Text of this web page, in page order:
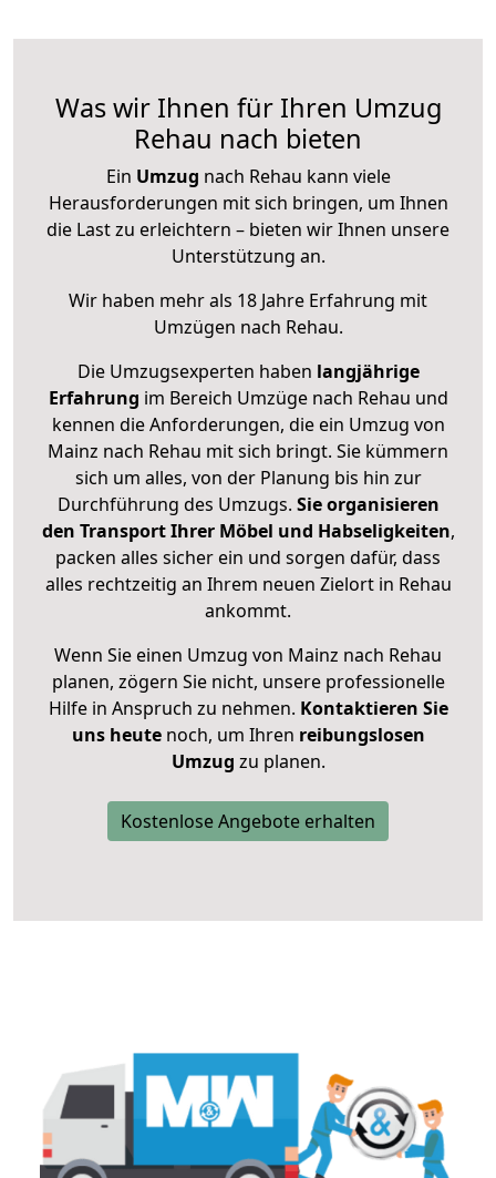
Was wir Ihnen für Ihren Umzug
Rehau nach bieten
Ein Umzug nach Rehau kann viele
Herausforderungen mit sich bringen, um Ihnen
die Last zu erleichtern – bieten wir Ihnen unsere
Unterstützung an.
Wir haben mehr als 18 Jahre Erfahrung mit
Umzügen nach Rehau.
Die Umzugsexperten haben langjährige
Erfahrung im Bereich Umzüge nach Rehau und
kennen die Anforderungen, die ein Umzug von
Mainz nach Rehau mit sich bringt. Sie kümmern
sich um alles, von der Planung bis hin zur
Durchführung des Umzugs. Sie organisieren
den Transport Ihrer Möbel und Habseligkeiten,
packen alles sicher ein und sorgen dafür, dass
alles rechtzeitig an Ihrem neuen Zielort in Rehau
ankommt.
Wenn Sie einen Umzug von Mainz nach Rehau
planen, zögern Sie nicht, unsere professionelle
Hilfe in Anspruch zu nehmen. Kontaktieren Sie
uns heutenoch, um Ihren reibungslosen
Umzug zu planen.
Kostenlose Angebote erhalten